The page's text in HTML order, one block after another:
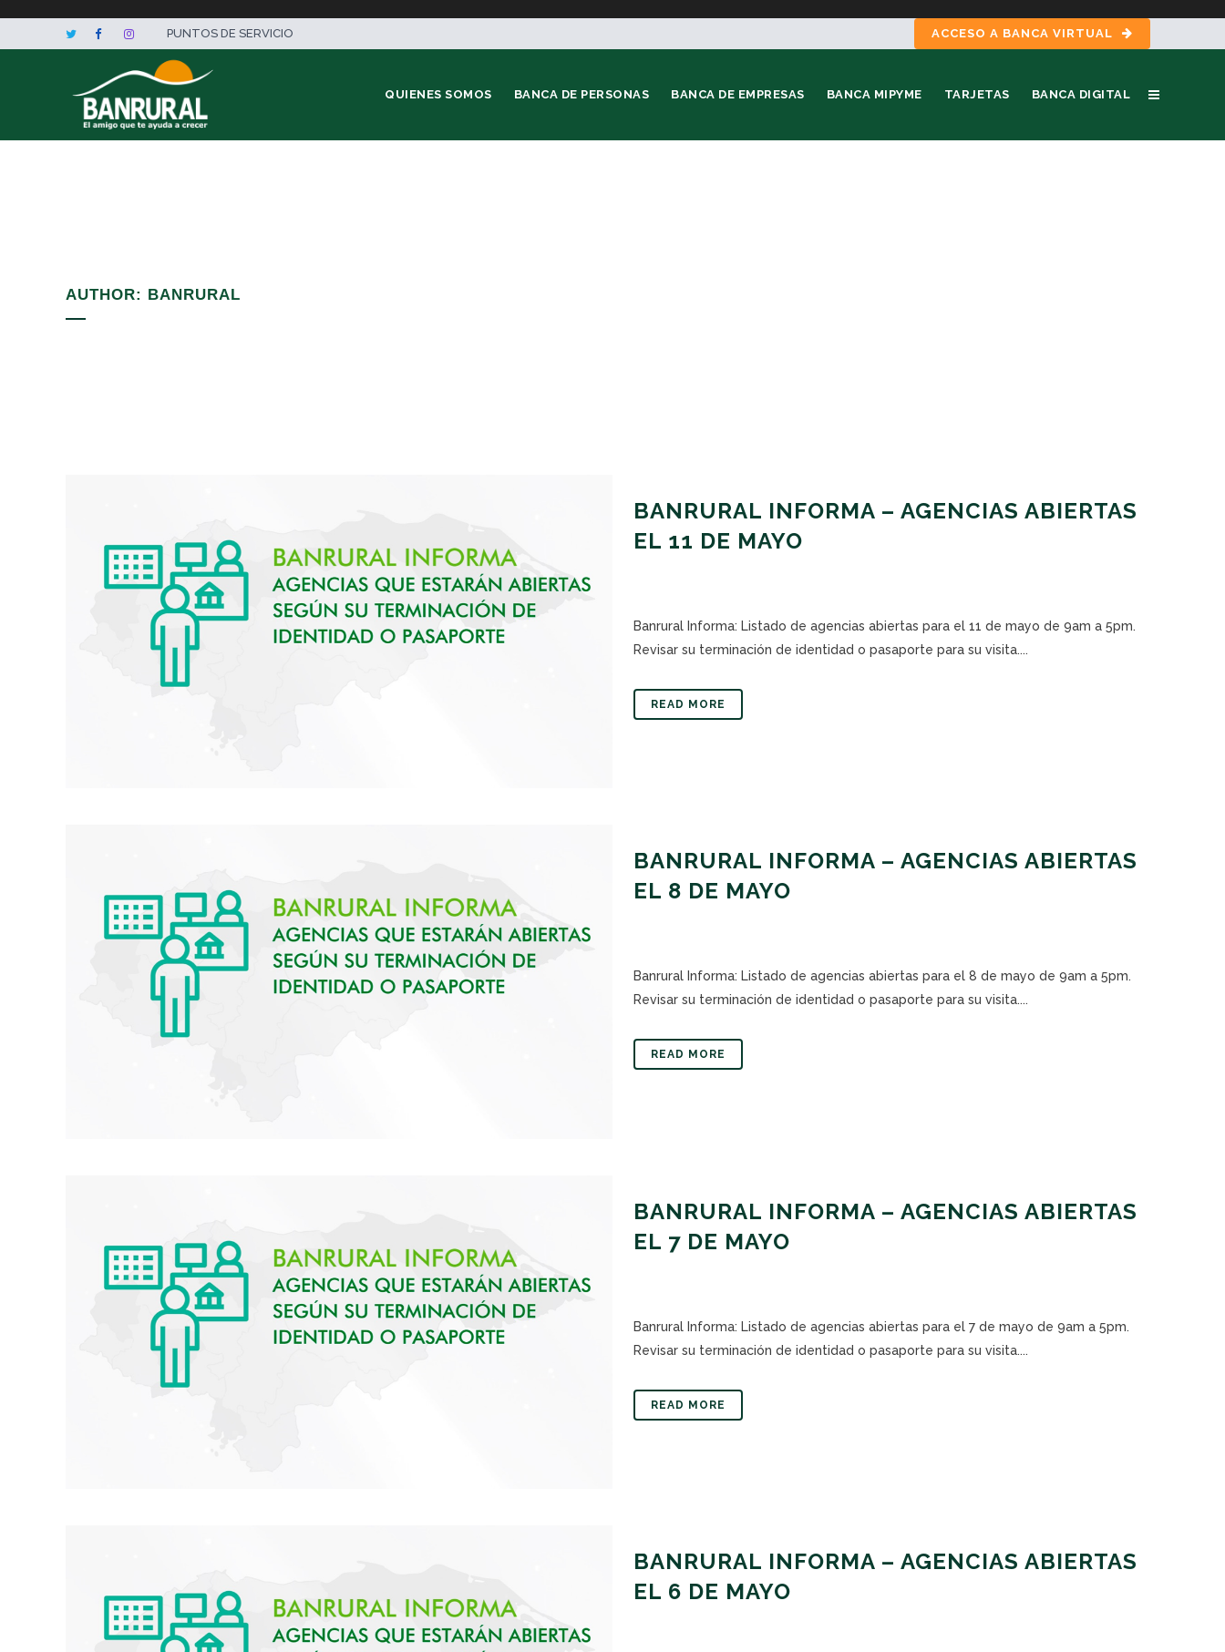
PUNTOS DE SERVICIO ACCESO A BANCA VIRTUAL
QUIENES SOMOS BANCA DE PERSONAS BANCA DE EMPRESAS BANCA MIPYME TARJETAS BANCA DIGITAL
AUTHOR: BANRURAL
BANRURAL INFORMA – AGENCIAS ABIERTAS
EL 11 DE MAYO
Banrural Informa: Listado de agencias abiertas para el 11 de mayo de 9am a 5pm.
Revisar su terminación de identidad o pasaporte para su visita....
READ MORE
BANRURAL INFORMA – AGENCIAS ABIERTAS
EL 8 DE MAYO
Banrural Informa: Listado de agencias abiertas para el 8 de mayo de 9am a 5pm.
Revisar su terminación de identidad o pasaporte para su visita....
READ MORE
BANRURAL INFORMA – AGENCIAS ABIERTAS
EL 7 DE MAYO
Banrural Informa: Listado de agencias abiertas para el 7 de mayo de 9am a 5pm.
Revisar su terminación de identidad o pasaporte para su visita....
READ MORE
BANRURAL INFORMA – AGENCIAS ABIERTAS
EL 6 DE MAYO